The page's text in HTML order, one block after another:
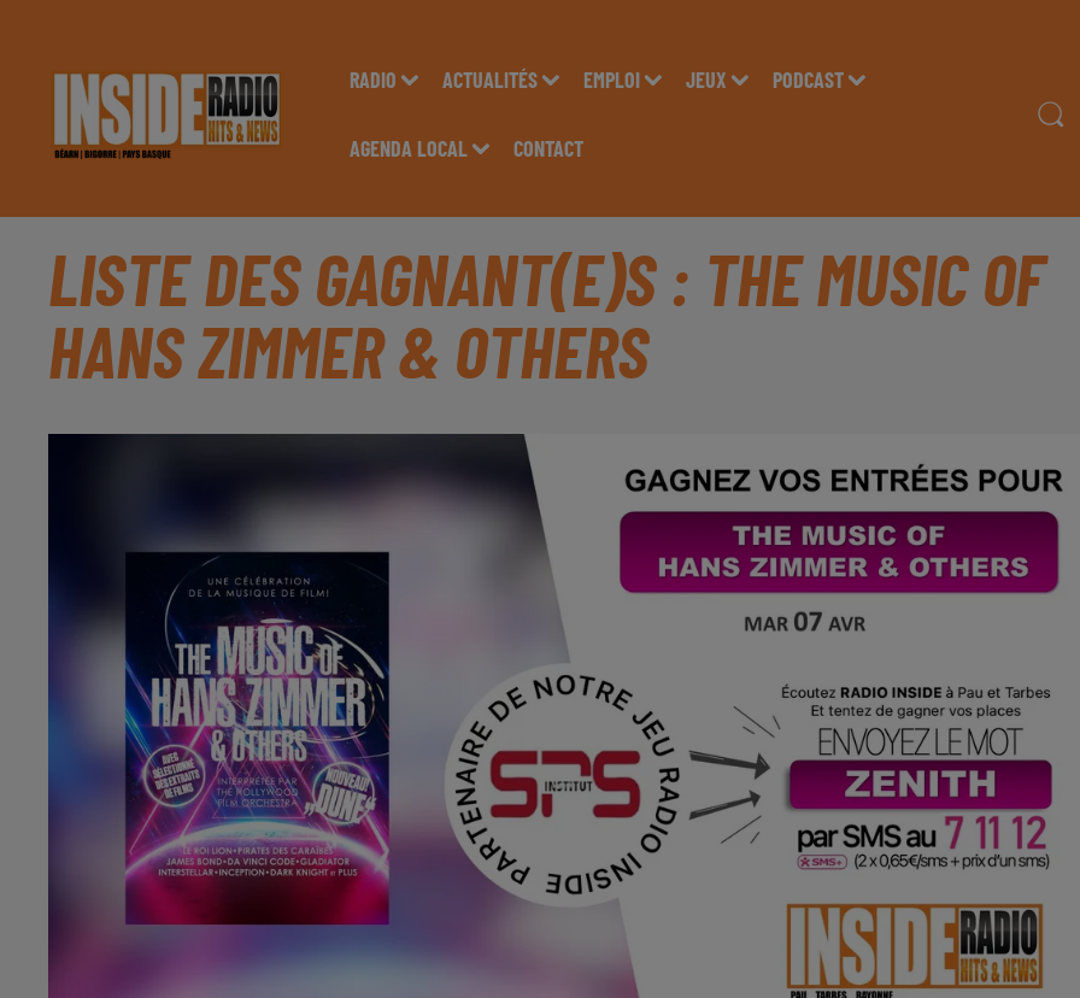
RADIO ACTUALITÉS EMPLOI JEUX PODCAST
AGENDA LOCAL CONTACT
LISTE DES GAGNANT(E)S : THE MUSIC OF
HANS ZIMMER & OTHERS